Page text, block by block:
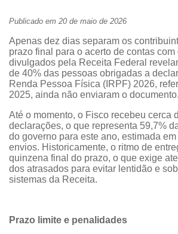
Publicado em 20 de maio de 2026
Apenas dez dias separam os
prazo final para o acerto de contas
divulgados pela Receita Federal
de 40% das pessoas obrigadas a
Renda Pessoa Física (IRPF) 2026,
2025, ainda não enviaram o documento.
Até o momento, o Fisco recebeu cerca
declarações, o que representa 59,7%
do governo para este ano, estimada
envios. Historicamente, o ritmo de
quinzena final do prazo, o que exige
dos atrasados para evitar lentidão e
sistemas da Receita.
Prazo limite e penalidades